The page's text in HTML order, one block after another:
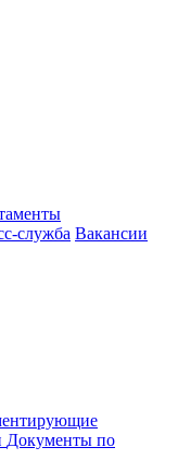
служба Вакансии
Документы по